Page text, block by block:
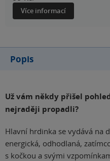
Více informací
Popis
Už vám někdy přišel
nejraději propadli?
Hlavní hrdinka se vydává na
energická, odhodlaná,
s kočkou a svými